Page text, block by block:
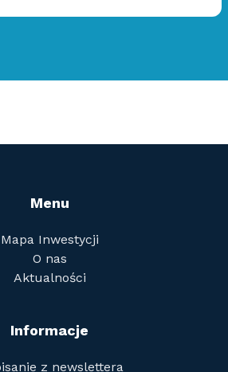
Menu
Mapa Inwestycji
O nas
Aktualności
Informacje
z newslettera